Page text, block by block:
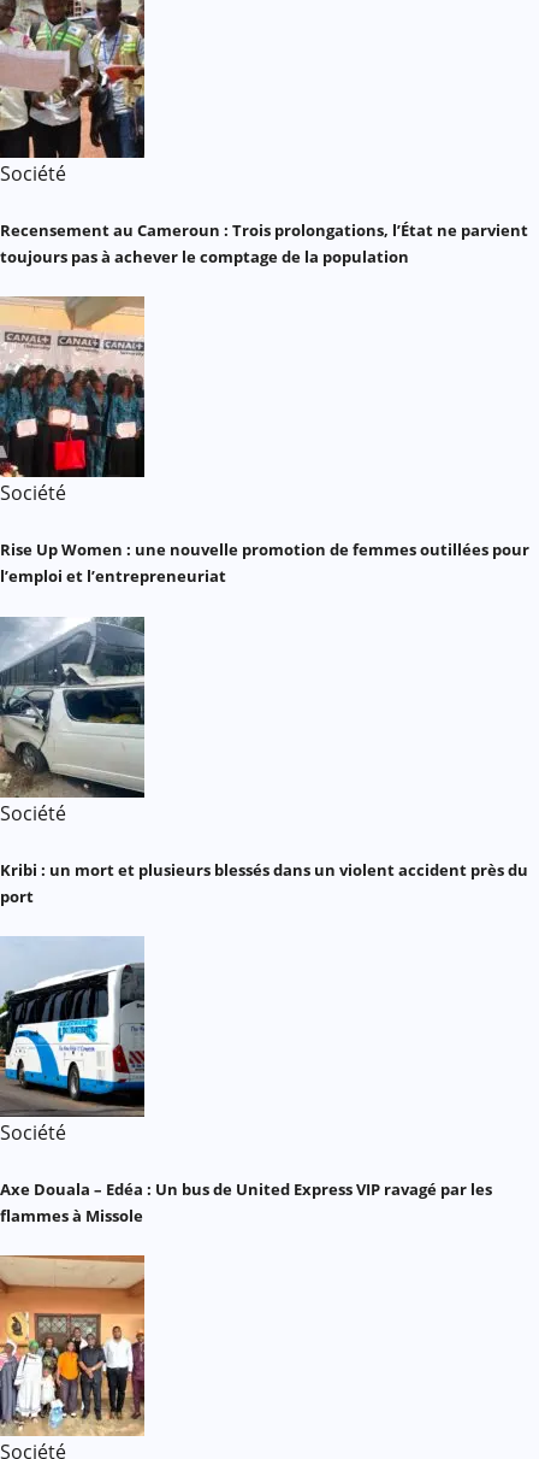
Société
Recensement au Cameroun : Trois prolongations, l’État ne parvient
toujours pas à achever le comptage de la population
Société
Rise Up Women : une nouvelle promotion de femmes outillées pour
l’emploi et l’entrepreneuriat
Société
Kribi : un mort et plusieurs blessés dans un violent accident près du
port
Société
Axe Douala – Edéa : Un bus de United Express VIP ravagé par les
flammes à Missole
Société